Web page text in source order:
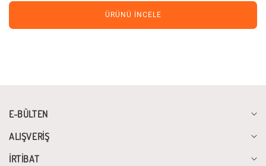
ÜRÜNÜ İNCELE
E-BÜLTEN
ALIŞVERİŞ
İRTİBAT